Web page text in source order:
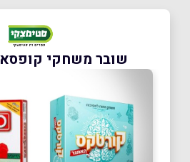
שובר משחקי